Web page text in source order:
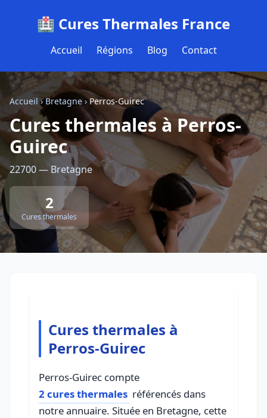
🏥 Cures Thermales France
Accueil Régions Blog Contact
Accueil ›Bretagne ›Perros-Guirec
Cures thermales à Perros-
Guirec
22700 — Bretagne
2
Cures thermales
Cures thermales à
Perros-Guirec
Perros-Guirec compte
2 cures thermales référencés dans
notre annuaire. Située en Bretagne, cette